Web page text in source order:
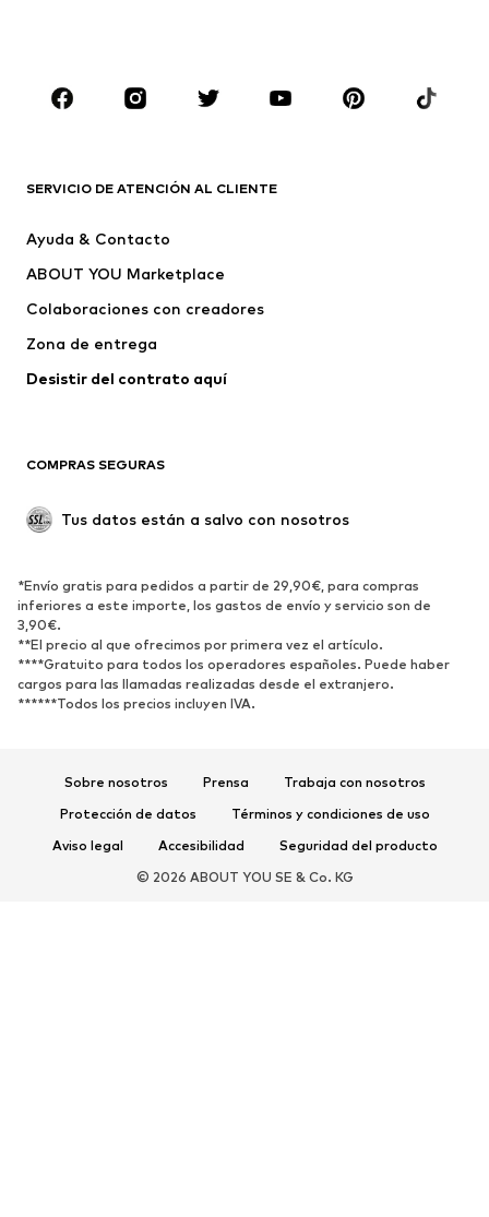
ROPA
Camisetas
Jeans
Pantalones
Ropa interior
Jerséis y cárdigans
Trajes y chaquetas
Ropa de baño
Nuevo
Tendencia
Zapatos bajos
Zapatos deportivos
Zapatos abiertos
DEPORTE
Ropa deportiva
Disciplinas deportivas
Complementos deportivos
COMPLEMENTOS
SERVICIO DE ATENCIÓN AL CLIENTE
Ayuda & Contacto
ABOUT YOU Marketplace
Colaboraciones con creadores
Zona de entrega
Desistir del contrato aquí
COMPRAS SEGURAS
Tus datos están a salvo con nosotros
*Envío gratis para pedidos a partir de 29,90€, para compras
inferiores a este importe, los gastos de envío y servicio son de
3,90€.
**El precio al que ofrecimos por primera vez el artículo.
****Gratuito para todos los operadores españoles. Puede haber
cargos para las llamadas realizadas desde el extranjero.
******Todos los precios incluyen IVA.
Sobre nosotros Prensa
Trabaja con nosotros
Protección de datos
Términos y condiciones de uso
Aviso legal
Accesibilidad
Seguridad del producto
© 2026 ABOUT YOU SE & Co. KG